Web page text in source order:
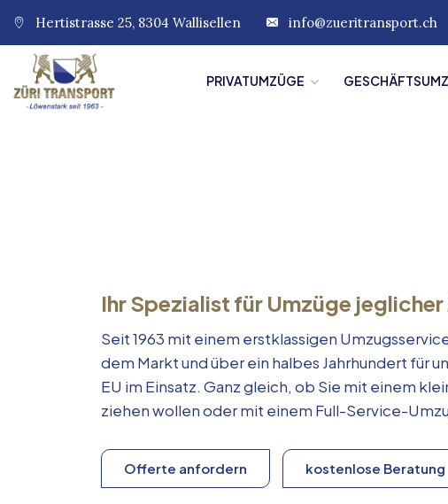
Hertistrasse 25, 8304 Wallisellen info@zueritransport.ch
PRIVATUMZÜGE
Ihr Spezialist für Umzüge
Seit 1963 mit einem erstklassigen
dem Markt und über ein halbes Jahrhundert für
EU im Einsatz. Ganz gleich, ob Sie mit einem
ziehen wollen oder mit einem Full-Service-
Offerte anfordern kostenlose Beratung